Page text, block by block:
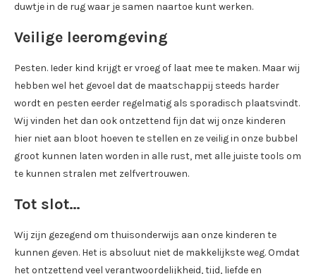
duwtje in de rug waar je samen naartoe kunt werken.
Veilige leeromgeving
Pesten. Ieder kind krijgt er vroeg of laat mee te maken. Maar wij
hebben wel het gevoel dat de maatschappij steeds harder
wordt en pesten eerder regelmatig als sporadisch plaatsvindt.
Wij vinden het dan ook ontzettend fijn dat wij onze kinderen
hier niet aan bloot hoeven te stellen en ze veilig in onze bubbel
groot kunnen laten worden in alle rust, met alle juiste tools om
te kunnen stralen met zelfvertrouwen.
Tot slot…
Wij zijn gezegend om thuisonderwijs aan onze kinderen te
kunnen geven. Het is absoluut niet de makkelijkste weg. Omdat
het ontzettend veel verantwoordelijkheid, tijd, liefde en